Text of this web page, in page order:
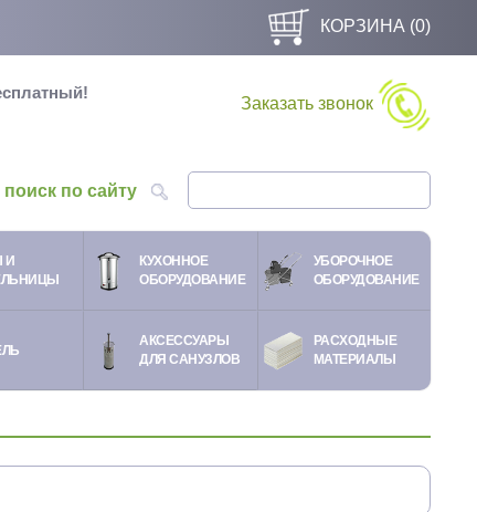
КОРЗИНА (0)
Заказать звонок
поиск по сайту
И
КУХОННОЕ
ОБОРУДОВАНИЕ
УБОРОЧНОЕ
ОБОРУДОВАНИЕ
АКСЕССУАРЫ
ДЛЯ САНУЗЛОВ
РАСХОДНЫЕ
МАТЕРИАЛЫ